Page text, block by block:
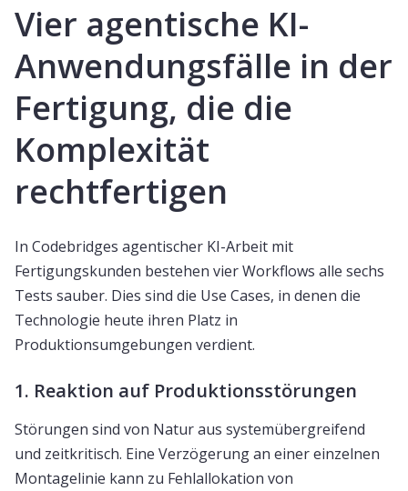
Vier agentische KI-
Anwendungsfälle in der
Fertigung, die die
Komplexität
rechtfertigen
In Codebridges agentischer KI-Arbeit mit
Fertigungskunden bestehen vier Workflows alle sechs
Tests sauber. Dies sind die Use Cases, in denen die
Technologie heute ihren Platz in
Produktionsumgebungen verdient.
1. Reaktion auf Produktionsstörungen
Störungen sind von Natur aus systemübergreifend
und zeitkritisch. Eine Verzögerung an einer einzelnen
Montagelinie kann zu Fehlallokation von